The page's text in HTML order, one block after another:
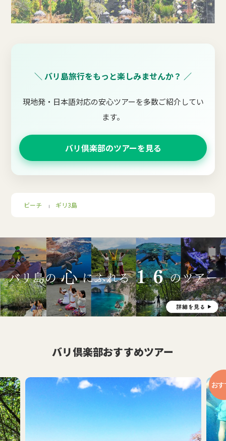
＼ バリ島旅行をもっと楽しみませんか？ ／
現地発・日本語対応の安心ツアーを多数ご紹介してい
ます。
バリ倶楽部のツアーを見る
ビーチ ｜ ギリ3島
バリ倶楽部おすすめツアー
お